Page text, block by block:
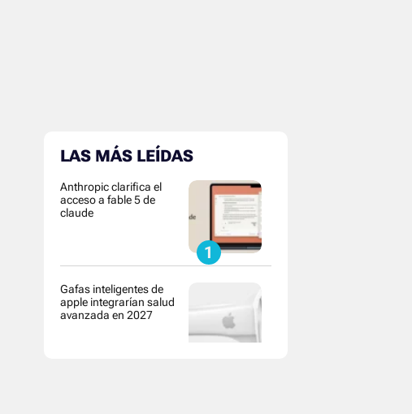
LAS MÁS LEÍDAS
Anthropic clarifica el
acceso a fable 5 de
claude
Gafas inteligentes de
apple integrarían salud
avanzada en 2027